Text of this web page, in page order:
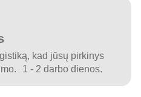
kad jūsų pirkinys
1 - 2 darbo dienos.